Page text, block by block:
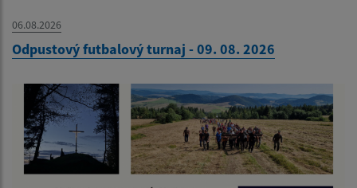
06.08.2026
Odpustový futbalový turnaj - 09. 08. 2026